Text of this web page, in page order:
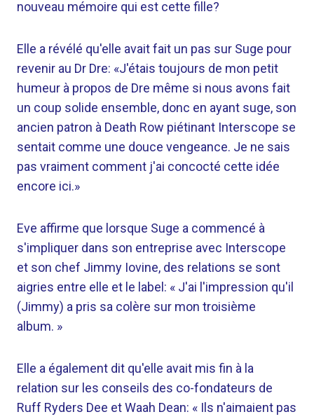
nouveau mémoire qui est cette fille?
Elle a révélé qu'elle avait fait un pas sur Suge pour
revenir au Dr Dre: «J'étais toujours de mon petit
humeur à propos de Dre même si nous avons fait
un coup solide ensemble, donc en ayant suge, son
ancien patron à Death Row piétinant Interscope se
sentait comme une douce vengeance. Je ne sais
pas vraiment comment j'ai concocté cette idée
encore ici.»
Eve affirme que lorsque Suge a commencé à
s'impliquer dans son entreprise avec Interscope
et son chef Jimmy Iovine, des relations se sont
aigries entre elle et le label: « J'ai l'impression qu'il
(Jimmy) a pris sa colère sur mon troisième
album. »
Elle a également dit qu'elle avait mis fin à la
relation sur les conseils des co-fondateurs de
Ruff Ryders Dee et Waah Dean: « Ils n'aimaient pas